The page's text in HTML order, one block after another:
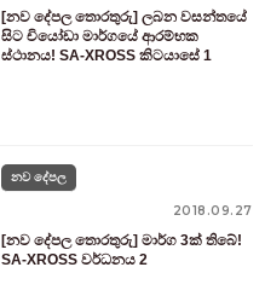
[නව දේපල තොරතුරු] ලබන වසන්තයේ
සිට චියෝඩා මාර්ගයේ ආරම්භක
ස්ථානය! SA-XROSS කිටයාසේ 1
නව දේපල
2018.09.27
[නව දේපල තොරතුරු] මාර්ග 3ක් තිබේ!
SA-XROSS වර්ධනය 2